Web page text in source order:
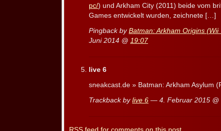
pc/) und Arkham City (2011) beide vom
Games entwickelt wurden, zeichnete […]
Pingback by Batman: Arkham Origins
Juni 2014 @ 19:07
live 6
sneakcast.de » Batman: Arkham Asylum
Trackback by live 6 — 4. Februar 2015 @